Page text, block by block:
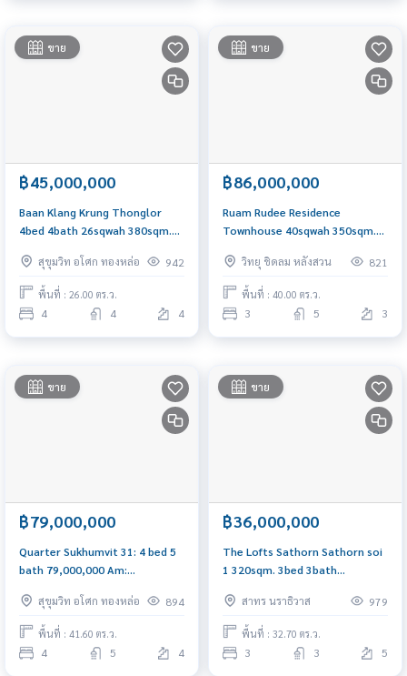
ขาย
฿45,000,000
Baan Klang Krung Thonglor
4bed 4bath 26sqwah 380sqm.
สุขุมวิท อโศก ทองหล่อ
942
พื้นที่ : 26.00 ตร.ว.
4 4 4
ขาย
฿86,000,000
Ruam Rudee Residence
Townhouse 40sqwah 350sqm.
0656199198
วิทยุ ชิดลม หลังสวน 821
พื้นที่ : 40.00 ตร.ว.
3 5 3
ขาย
฿79,000,000
Quarter Sukhumvit 31: 4 bed 5
bath 79,000,000 Am:
สุขุมวิท อโศก ทองหล่อ
894
พื้นที่ : 41.60 ตร.ว.
4 5 4
ขาย
฿36,000,000
The Lofts Sathorn Sathorn soi
1 320sqm. 3bed 3bath
สาทร นราธิวาส
979
พื้นที่ : 32.70 ตร.ว.
3 3 5